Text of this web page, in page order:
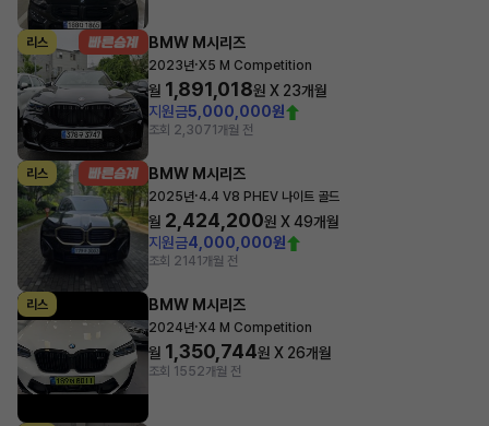
리스 BMW M시리즈
2023년·X5 M Competition
월 1,891,018원 X 23개월
지원금5,000,000원
조회 2,3071개월 전
리스 BMW M시리즈
2025년·4.4 V8 PHEV 나이트 골드
월 2,424,200원 X49개월
지원금4,000,000원
조회 2141개월 전
리스 BMW M시리즈
2024년·X4 M Competition
월 1,350,744원 X 26개월
조회 1552개월 전